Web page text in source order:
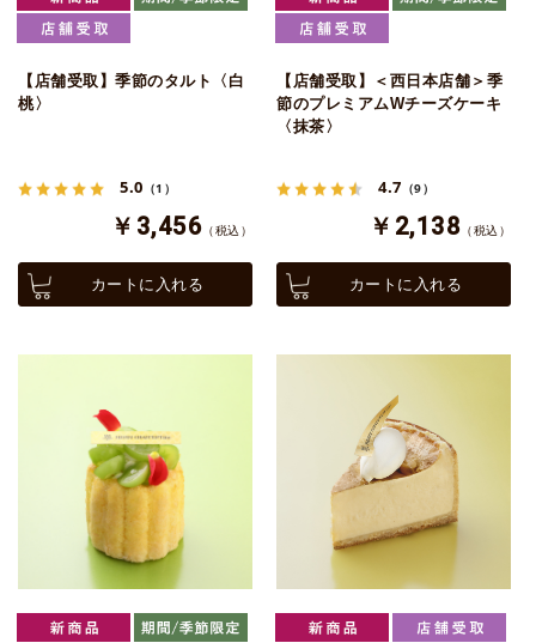
【店舗受取】季節のタルト〈白
桃〉
5.0 （1）
￥3,456 （税込）
カートに入れる
【店舗受取】＜西日本店舗＞季
節のプレミアムWチーズケーキ
〈抹茶〉
4.7 （9）
￥2,138 （税込）
カートに入れる